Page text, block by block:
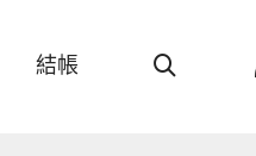
結帳